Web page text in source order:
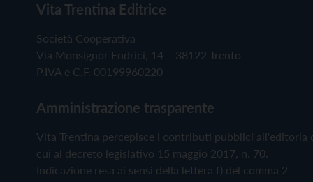
Vita Trentina Editrice
Società Cooperativa
Via Monsignor Endrici, 14 – 38122 Trento
P.IVA e C.F. 00199960220
Amministrazione trasparente
Vita Trentina percepisce i contributi pubblici all'editoria
cui al decreto legislativo 15 maggio 2017, n. 70.
Indicazione resa ai sensi della lettera f) del comma 2